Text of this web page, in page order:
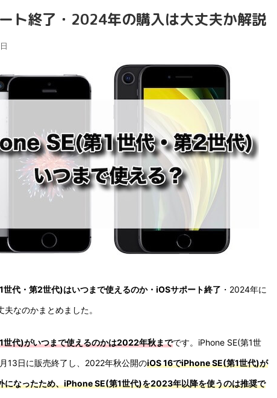
ト終了・2024年の購入は大丈夫か解説
代・第2世代)はいつまで使えるのか・iOSサポート終了 ・2024年に
なのかまとめました。
世代)がいつまで使えるのかは2022年秋までです。iPhone SE(第1世
13日に販売終了し、2022年秋公開のiOS 16でiPhone SE(第1世代)が
になったため、iPhone SE(第1世代)を2023年以降を使うのは推奨で